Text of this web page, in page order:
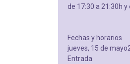
de 17:30 a 21:30h y
Fechas y horarios
jueves, 15 de
Entrada